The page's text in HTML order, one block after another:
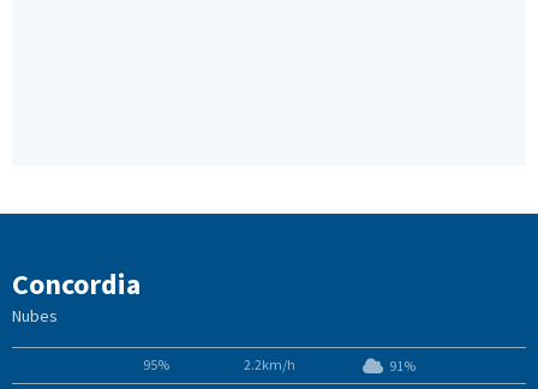
Concordia
Nubes
95% 2.2km/h 91%